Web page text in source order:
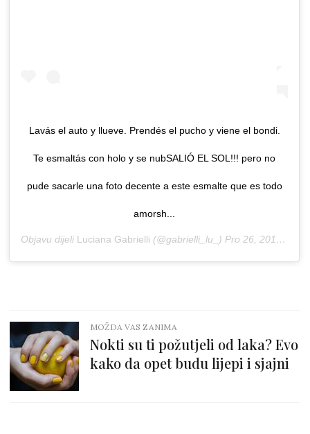
Lavás el auto y llueve. Prendés el pucho y viene el bondi.
Te esmaltás con holo y se nubSALIÓ EL SOL!!! pero no
pude sacarle una foto decente a este esmalte que es todo
amorsh...
Objavu dijeli Luciana Gabrielli (@gabrielli_lu_) Pro 26, 2017 u 5:37 PST
MOŽDA VAS ZANIMA
Nokti su ti požutjeli od laka? Evo
kako da opet budu lijepi i sjajni